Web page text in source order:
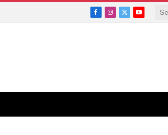
Facebook
Instagram
X
YouTube